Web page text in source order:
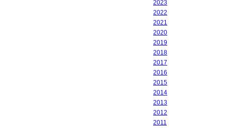
2023
2022
2021
2020
2019
2018
2017
2016
2015
2014
2013
2012
2011